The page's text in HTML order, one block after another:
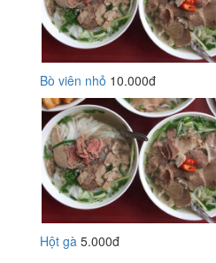
Bò viên nhỏ 10.000đ
Hột gà 5.000đ